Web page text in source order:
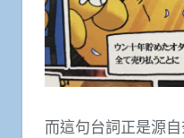
而這句台詞正是源